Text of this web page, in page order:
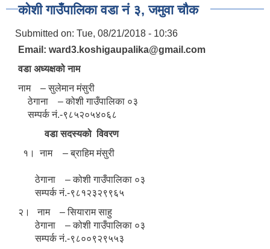
कोशी गाउँपालिका वडा नं ३, जमुवा चौक
Submitted on: Tue, 08/21/2018 - 10:36
Email: ward3.koshigaupalika@gmail.com
वडा अध्यक्षको नाम
नाम – सुलेमान मंसुरी
ठेगाना – कोशी गाउँपालिका ०३
सम्पर्क नं.-९८५२०५४०६८
वडा सदस्यको विवरण
१। नाम – ब्राहिम मंसुरी
ठेगाना – कोशी गाउँपालिका ०३
सम्पर्क नं.-९८१२३२९९६५
२। नाम – सियाराम साहु
ठेगाना – कोशी गाउँपालिका ०३
सम्पर्क नं.-९८००९२९५५३